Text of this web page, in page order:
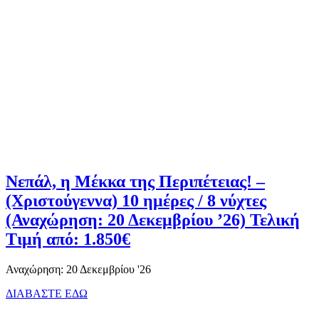
Νεπάλ, η Μέκκα της Περιπέτειας! –
(Χριστούγεννα) 10 ημέρες / 8 νύχτες
(Αναχώρηση: 20 Δεκεμβρίου ’26) Τελική
Τιμή από: 1.850€
Αναχώρηση: 20 Δεκεμβρίου '26
ΔΙΑΒΑΣΤΕ ΕΔΩ